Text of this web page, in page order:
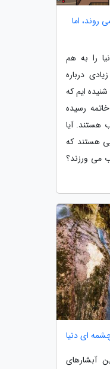
روند، اما
را به هم
درباره
ایم که
رسیده
هستند. آیا
هستند که
می ورزند؟
ای دنیا
آبشارهای